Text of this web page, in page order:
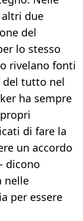
altri due
del
lo stesso
rivelano fonti
del tutto nel
ha sempre
di fare la
un accordo
dicono
nelle
per essere